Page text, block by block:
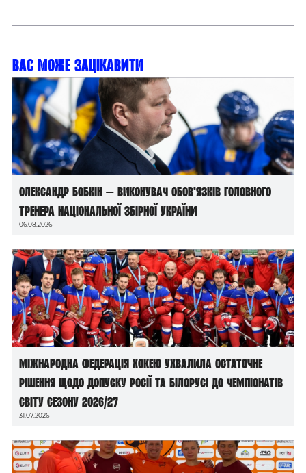
Вас може зацікавити
Олександр Бобкін — виконувач обов’язків головного
тренера національної збірної України
06.08.2026
Міжнародна федерація хокею ухвалила остаточне
рішення щодо допуску росії та білорусі до чемпіонатів
світу сезону 2026/27
31.07.2026